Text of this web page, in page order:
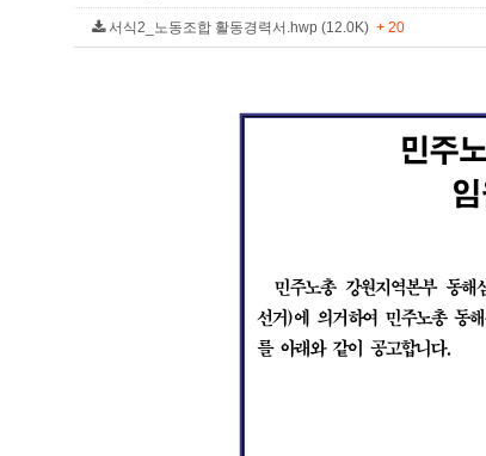
서식2_노동조합 활동경력서.hwp (12.0K) + 20